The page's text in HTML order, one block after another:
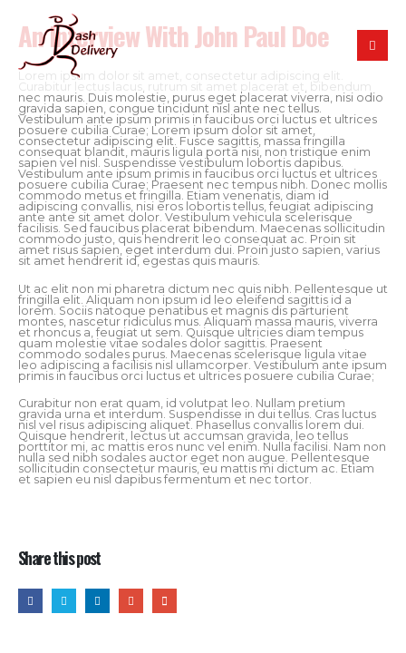
An Interview With John Paul Doe
Lorem ipsum dolor sit amet, consectetur adipiscing elit.
Curabitur lectus lacus, rutrum sit amet placerat et, bibendum
nec mauris. Duis molestie, purus eget placerat viverra, nisi odio
gravida sapien, congue tincidunt nisl ante nec tellus.
Vestibulum ante ipsum primis in faucibus orci luctus et ultrices
posuere cubilia Curae; Lorem ipsum dolor sit amet,
consectetur adipiscing elit. Fusce sagittis, massa fringilla
consequat blandit, mauris ligula porta nisi, non tristique enim
sapien vel nisl. Suspendisse vestibulum lobortis dapibus.
Vestibulum ante ipsum primis in faucibus orci luctus et ultrices
posuere cubilia Curae; Praesent nec tempus nibh. Donec mollis
commodo metus et fringilla. Etiam venenatis, diam id
adipiscing convallis, nisi eros lobortis tellus, feugiat adipiscing
ante ante sit amet dolor. Vestibulum vehicula scelerisque
facilisis. Sed faucibus placerat bibendum. Maecenas sollicitudin
commodo justo, quis hendrerit leo consequat ac. Proin sit
amet risus sapien, eget interdum dui. Proin justo sapien, varius
sit amet hendrerit id, egestas quis mauris.
Ut ac elit non mi pharetra dictum nec quis nibh. Pellentesque ut
fringilla elit. Aliquam non ipsum id leo eleifend sagittis id a
lorem. Sociis natoque penatibus et magnis dis parturient
montes, nascetur ridiculus mus. Aliquam massa mauris, viverra
et rhoncus a, feugiat ut sem. Quisque ultricies diam tempus
quam molestie vitae sodales dolor sagittis. Praesent
commodo sodales purus. Maecenas scelerisque ligula vitae
leo adipiscing a facilisis nisl ullamcorper. Vestibulum ante ipsum
primis in faucibus orci luctus et ultrices posuere cubilia Curae;
Curabitur non erat quam, id volutpat leo. Nullam pretium
gravida urna et interdum. Suspendisse in dui tellus. Cras luctus
nisl vel risus adipiscing aliquet. Phasellus convallis lorem dui.
Quisque hendrerit, lectus ut accumsan gravida, leo tellus
porttitor mi, ac mattis eros nunc vel enim. Nulla facilisi. Nam non
nulla sed nibh sodales auctor eget non augue. Pellentesque
sollicitudin consectetur mauris, eu mattis mi dictum ac. Etiam
et sapien eu nisl dapibus fermentum et nec tortor.
Share this post